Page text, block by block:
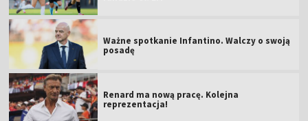
Ważne spotkanie Infantino. Walczy o swoją
posadę
Renard ma nową pracę. Kolejna
reprezentacja!